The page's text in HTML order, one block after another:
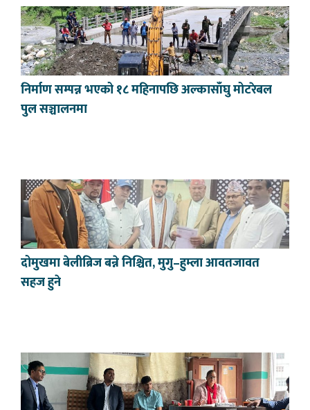
निर्माण सम्पन्न भएको १८ महिनापछि अल्कासाँघु मोटरेबल
पुल सञ्चालनमा
दोमुखमा बेलीब्रिज बन्ने निश्चित, मुगु–हुम्ला आवतजावत
सहज हुने